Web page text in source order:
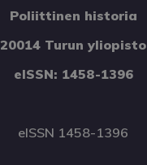
Poliittinen historia
20014 Turun yliopisto
eISSN: 1458-1396
eISSN 1458-1396